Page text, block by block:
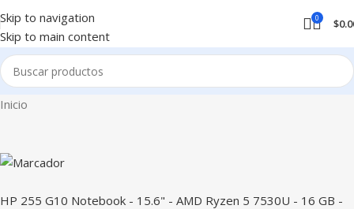
Skip to navigation
Skip to main content
0 $
Inicio
HP 255 G10 Notebook - 15.6" - AMD Ryzen 5 7530U - 16 GB -